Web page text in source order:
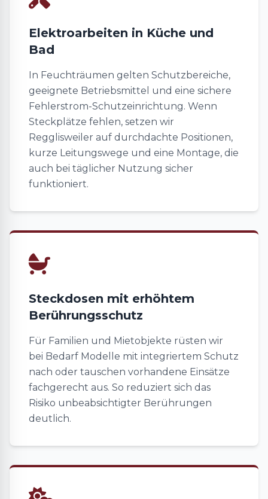
Elektroarbeiten in Küche und
Bad
In Feuchträumen gelten Schutzbereiche,
geeignete Betriebsmittel und eine sichere
Fehlerstrom-Schutzeinrichtung. Wenn
Steckplätze fehlen, setzen wir
Regglisweiler auf durchdachte Positionen,
kurze Leitungswege und eine Montage, die
auch bei täglicher Nutzung sicher
funktioniert.
Steckdosen mit erhöhtem
Berührungsschutz
Für Familien und Mietobjekte rüsten wir
bei Bedarf Modelle mit integriertem Schutz
nach oder tauschen vorhandene Einsätze
fachgerecht aus. So reduziert sich das
Risiko unbeabsichtigter Berührungen
deutlich.